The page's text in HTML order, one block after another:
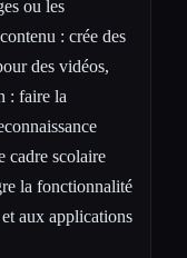
ou les
: crée des
des vidéos,
: faire la
cadre scolaire
la fonctionnalité
aux applications